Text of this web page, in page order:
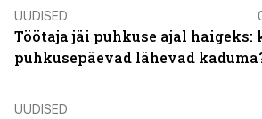
UUDISED
Töötaja jäi puhkuse ajal haigeks:
puhkusepäevad lähevad
UUDISED